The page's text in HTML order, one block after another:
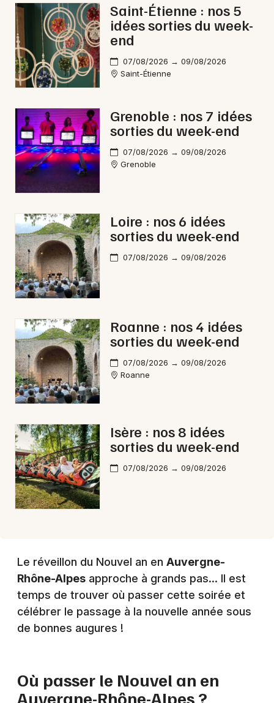
Mon email
Saint-Étienne : nos 5
idées sorties du week-
end
07/08/2026 → 09/08/2026
Saint-Étienne
Grenoble : nos 7 idées
sorties du week-end
07/08/2026 → 09/08/2026
Grenoble
Loire : nos 6 idées
sorties du week-end
07/08/2026 → 09/08/2026
Roanne : nos 4 idées
sorties du week-end
07/08/2026 → 09/08/2026
Roanne
Isère : nos 8 idées
sorties du week-end
07/08/2026 → 09/08/2026
Le réveillon du Nouvel an en Auvergne-
Rhône-Alpes approche à grands pas... Il est
temps de trouver où passer cette soirée et
célébrer le passage à la nouvelle année sous
de bonnes augures !
Où passer le Nouvel an en
Auvergne-Rhône-Alpes ?